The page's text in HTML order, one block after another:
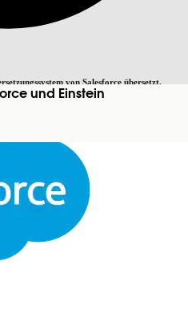
von Salesforce übersetzt.
wechseln Nicht jetzt
und Einstein